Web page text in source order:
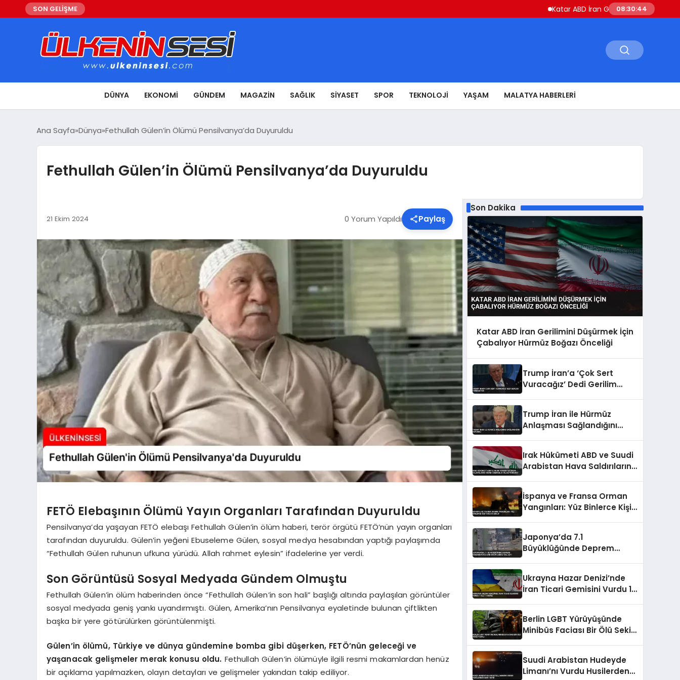
SON GELİŞME Katar ABD İran Gerilimini Düşürmek İçin
08:30:45
DÜNYA EKONOMI GÜNDEM MAGAZIN SAĞLIK SIYASET SPOR TEKNOLOJI YAŞAM MALATYA HABERLERI
Ana Sayfa Dünya Fethullah Gülen’in Ölümü Pensilvanya’da Duyuruldu
Fethullah Gülen’in Ölümü Pensilvanya’da Duyuruldu
21 Ekim 2024 0 Yorum Yapıldı Paylaş
FETÖ Elebaşının Ölümü Yayın Organları Tarafından Duyuruldu
Pensilvanya’da yaşayan FETÖ elebaşı Fethullah Gülen’in ölüm haberi, terör örgütü FETÖ’nün yayın organları
tarafından duyuruldu. Gülen’in yeğeni Ebuseleme Gülen, sosyal medya hesabından yaptığı paylaşımda
“Fethullah Gülen ruhunun ufkuna yürüdü. Allah rahmet eylesin” ifadelerine yer verdi.
Son Görüntüsü Sosyal Medyada Gündem Olmuştu
Fethullah Gülen’in ölüm haberinden önce “Fethullah Gülen’in son hali” başlığı altında paylaşılan görüntüler
sosyal medyada geniş yankı uyandırmıştı. Gülen, Amerika’nın Pensilvanya eyaletinde bulunan çiftlikten
başka bir yere götürülürken görüntülenmişti.
Gülen’in ölümü, Türkiye ve dünya gündemine bomba gibi düşerken, FETÖ’nün geleceği ve
yaşanacak gelişmeler merak konusu oldu. Fethullah Gülen’in ölümüyle ilgili resmi makamlardan henüz
bir açıklama yapılmazken, olayın detayları ve gelişmeler yakından takip ediliyor.
Son Dakika
Katar ABD İran Gerilimini Düşürmek İçin
Çabalıyor Hürmüz Boğazı Önceliği
Trump İran’a ‘Çok Sert
Vuracağız’ Dedi Gerilim
Trump İran ile Hürmüz
Anlaşması Sağlandığını
Irak Hükümeti ABD ve Suudi
Arabistan Hava Saldırılarını
İspanya ve Fransa Orman
Yangınları: Yüz Binlerce Kişi
Japonya’da 7.1
Büyüklüğünde Deprem
Ukrayna Hazar Denizi’nde
İran Ticari Gemisini Vurdu 1
Berlin LGBT Yürüyüşünde
Minibüs Faciası Bir Ölü Sekiz
Suudi Arabistan Hudeyde
Limanı’nı Vurdu Husilerden